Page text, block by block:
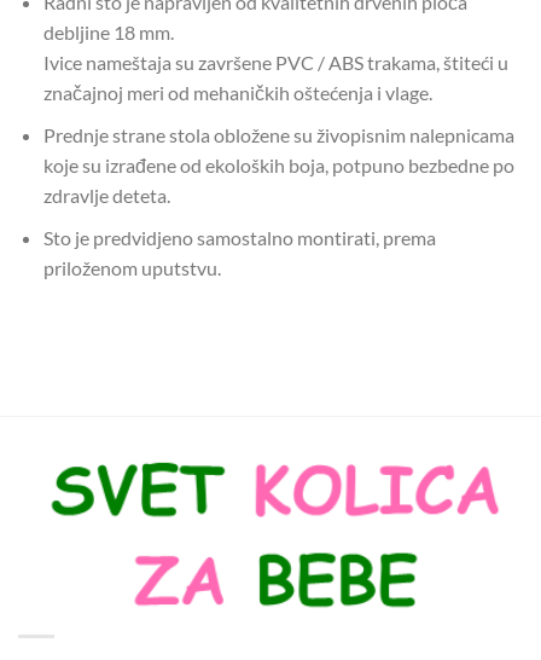
debljine 18 mm.
Ivice nameštaja su završene PVC / ABS trakama, štiteći u
značajnoj meri od mehaničkih oštećenja i vlage.
Prednje strane stola obložene su živopisnim nalepnicama
koje su izrađene od ekoloških boja, potpuno bezbedne po
zdravlje deteta.
Sto je predvidjeno samostalno montirati, prema
priloženom uputstvu.